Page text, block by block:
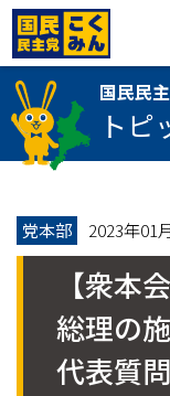
国民
国民民
トピ
党本部 2023年01
【衆本
総理の
代表質